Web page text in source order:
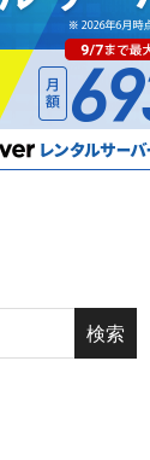
検索